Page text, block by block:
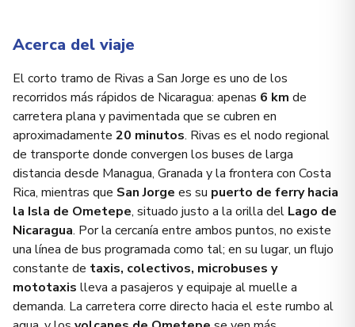
Acerca del viaje
El corto tramo de Rivas a San Jorge es uno de los
recorridos más rápidos de Nicaragua: apenas 6 km de
carretera plana y pavimentada que se cubren en
aproximadamente 20 minutos. Rivas es el nodo regional
de transporte donde convergen los buses de larga
distancia desde Managua, Granada y la frontera con Costa
Rica, mientras que San Jorge es su puerto de ferry hacia
la Isla de Ometepe, situado justo a la orilla del Lago de
Nicaragua. Por la cercanía entre ambos puntos, no existe
una línea de bus programada como tal; en su lugar, un flujo
constante de taxis, colectivos, microbuses y
mototaxis lleva a pasajeros y equipaje al muelle a
demanda. La carretera corre directo hacia el este rumbo al